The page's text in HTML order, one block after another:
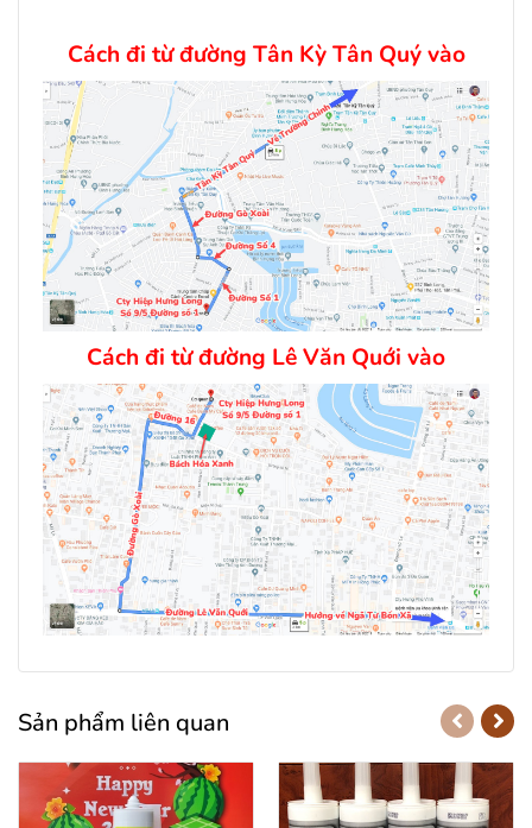
Cách đi từ đường Tân Kỳ Tân Quý vào
Cách đi từ đường Lê Văn Quới vào
Sản phẩm liên quan